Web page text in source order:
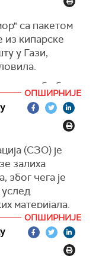
Ројтерс
обзир" и да је
током којег
већ
преко неке
обуставила
операције
трговинску
око
док се у
ватре и
са пакетом
из кипарске
у Гази,
да би брод
.
ОПШИРНИЈЕ
(СЗО) је
залиха
због чега је
материјала.
Рафе
војска
страном
ОПШИРНИЈЕ